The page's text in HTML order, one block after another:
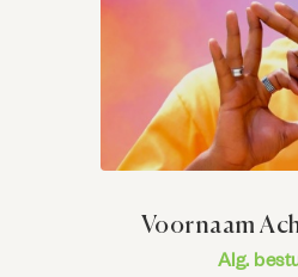
Voornaam
Alg.